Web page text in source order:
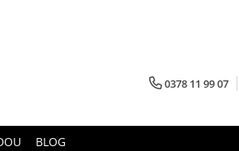
0378 11 99 07
BLOG